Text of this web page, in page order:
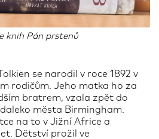
knih Pán prstenů
se narodil v roce 1892 v
rodičům. Jeho matka ho za
bratrem, vzala zpět do
města Birmingham.
na to v Jižní Africe a
Dětství prožil ve